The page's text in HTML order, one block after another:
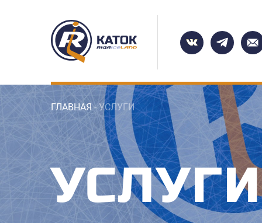
ГЛАВНАЯ- УСЛУГИ
УСЛУГИ